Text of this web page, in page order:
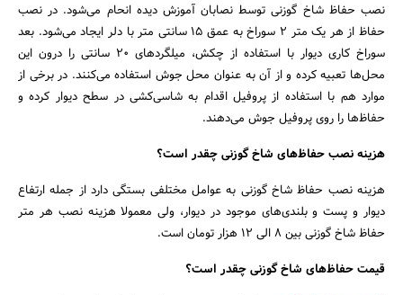
نصب حفاظ شاخ گوزنی توسط نصابان آموزش دیده انحام می‌شود. در نصب
حفاظ از هر یک متر 2 سوراخ به عمق 15 سانتی متر با دلر ایجاد می‌شود. بعد
سوراخ کاری دیوار با استفاده از چکش، میلگردهای 20 سانتی را درون این
محل‌ها تعبیه کرده و از آن به عنوان محل جوش استفاده می‌کنند. در برخی از
موارد هم با استفاده از پروفیل اقدام به شاسی‌کشی در سطح دیوار کرده و
حفاظ‌ها را روی پروفیل جوش می‌دهند.
هزینه نصب حفاظ‌های شاخ گوزنی چقدر است؟
هزینه نصب حفاظ شاخ گوزنی به عوامل مختلفی بستگی دارد از جمله ارتفاع
دیوار و پست و بلندی‌های موجود در دیوار، ولی معمولا هزینه نصب هر متر
حفاظ شاخ گوزنی بین 8 الی 12 هزار تومان است.
قیمت حفاظ‌های شاخ گوزنی چقدر است؟